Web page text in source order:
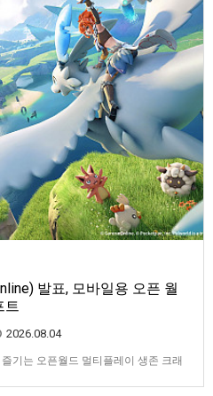
발표, 모바일용 오픈 월
트
2026.08.04
기는 오픈월드 멀티플레이 생존 크래